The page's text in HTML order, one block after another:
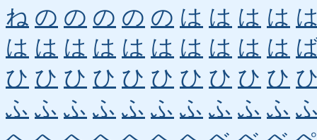
ね の の の の の は は は は
は は は は は は は は は は
ひ ひ ひ ひ ひ ひ ひ ひ ひ ひ
ふ ふ ふ ふ ふ ふ ふ ふ ふ ふ